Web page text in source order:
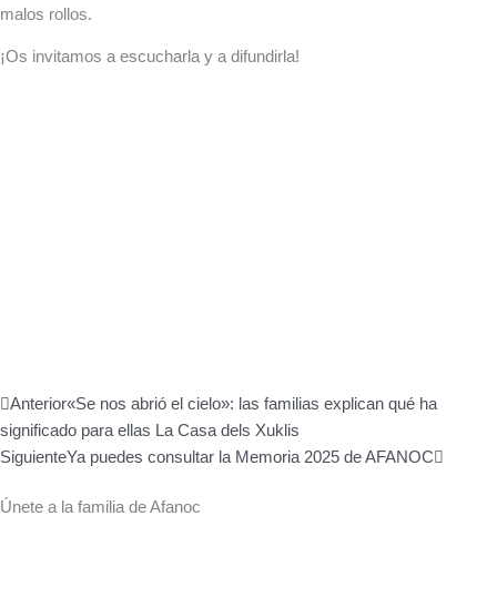
malos rollos.
¡Os invitamos a escucharla y a difundirla!
Ant
Anterior«Se nos abrió el cielo»: las familias explican qué ha
significado para ellas La Casa dels Xuklis
SiguienteYa puedes consultar la Memoria 2025 de AFANOC
Únete a la familia de Afanoc